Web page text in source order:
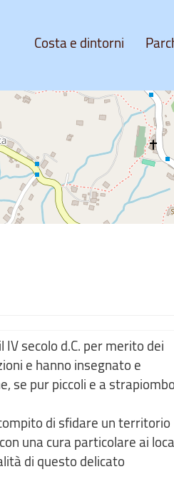
Costa e dintorni
secolo d.C. per merito dei
e hanno insegnato e
se pur piccoli e a strapiombo
di sfidare un territorio
una cura particolare ai
di questo delicato